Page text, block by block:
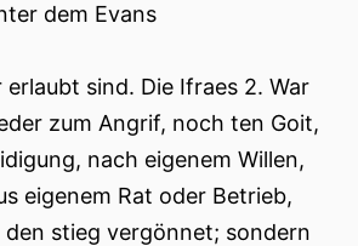
dem Evans
sind. Die Ifraes 2. War
zum Angrif, noch ten Goit,
nach eigenem Willen,
eigenem Rat oder Betrieb,
stieg vergönnet; sondern